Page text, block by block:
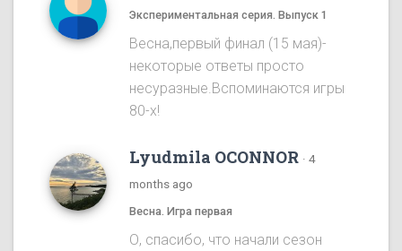
Экспериментальная серия. Выпуск 1
Весна,первый финал (15 мая)-
некоторые ответы просто
несуразные.Вспоминаются игры
80-х!
Lyudmila OCONNOR · 4
months ago
Весна. Игра первая
О, спасибо, что начали сезон